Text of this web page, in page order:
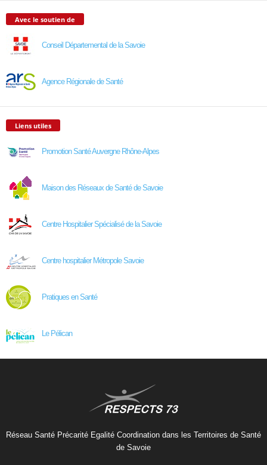
Avec le soutien de
Conseil Départemental de la Savoie
Agence Régionale de Santé
Liens utiles
Promotion Santé Auvergne Rhône-Alpes
Maison des Réseaux de Santé de Savoie
Centre Hospitalier Spécialisé de la Savoie
Centre hospitalier Métropole Savoie
Pratiques en Santé
Le Pélican
Réseau Santé Précarité Egalité Coordination dans les Territoires de Santé
de Savoie